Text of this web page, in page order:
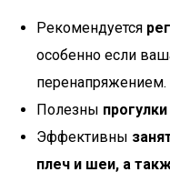
Рекомендуется
особенно если
перенапряжением.
Полезны
Эффективны
плеч и шеи, а